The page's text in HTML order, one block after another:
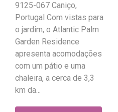
9125-067 Caniço,
Portugal Com vistas para
o jardim, o Atlantic Palm
Garden Residence
apresenta acomodações
com um pátio e uma
chaleira, a cerca de 3,3
km da...